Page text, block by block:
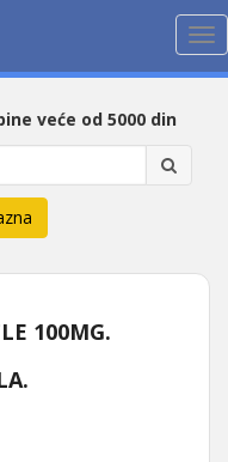
veće od 5000 din
100MG.